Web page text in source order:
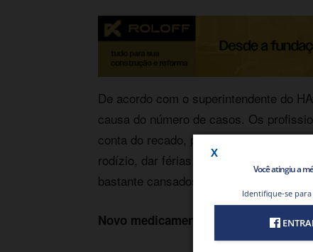
Você atingiu a
Identifique-se
De acordo com o superintendente do
causa do número de casos. Os
conta do recado, porém: “não é que
rodízio, dar férias. Isso é um luxo que
bastante cansados, alguns trabalham
Novo medicamento para tratamento